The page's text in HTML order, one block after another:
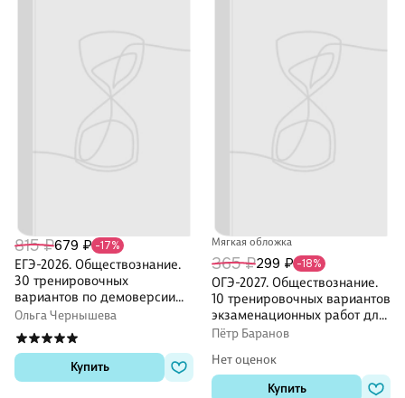
815 ₽679 ₽ -17%
ЕГЭ-2026. Обществознание.
30 тренировочных
вариантов по демоверсии
2026 года
Ольга Чернышева
Купить
Мягкая обложка
365 ₽299 ₽ -18%
ОГЭ-2027. Обществознание.
10 тренировочных вариантов
экзаменационных работ для
подготовки к ОГЭ
Пётр Баранов
Нет оценок
Купить